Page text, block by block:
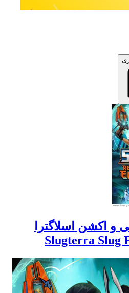
و اکشن اسلاگترا
Slugterra Slug